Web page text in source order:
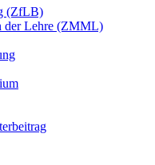
(ZfLB)
der Lehre (ZMML)